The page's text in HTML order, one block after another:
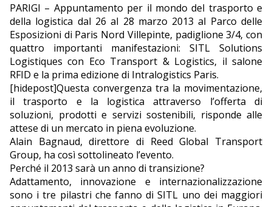
NAUTICA
EDITORIALI
PARIGI – Appuntamento per il mondo del trasporto e
della logistica dal 26 al 28 marzo 2013 al Parco delle
Esposizioni di Paris Nord Villepinte, padiglione 3/4, con
quattro importanti manifestazioni: SITL Solutions
Logistiques con Eco Transport & Logistics, il salone
RFID e la prima edizione di Intralogistics Paris.
[hidepost]Questa convergenza tra la movimentazione,
il trasporto e la logistica attraverso l’offerta di
soluzioni, prodotti e servizi sostenibili, risponde alle
attese di un mercato in piena evoluzione.
Alain Bagnaud, direttore di Reed Global Transport
Group, ha così sottolineato l’evento.
Perché il 2013 sarà un anno di transizione?
Adattamento, innovazione e internazionalizzazione
sono i tre pilastri che fanno di SITL uno dei maggiori